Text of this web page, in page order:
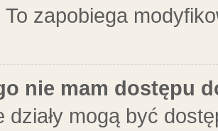
To zapobiega
nie mam dostępu
działy mogą być